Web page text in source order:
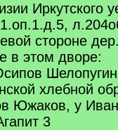
Иркутского
стороне
в этом дворе:
хлебной
Южаков, у
3